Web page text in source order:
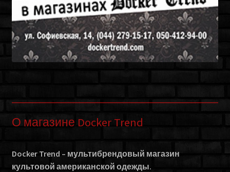
О магазине Docker Trend
Docker Trend – мультибрендовый магазин
культовой американской одежды.